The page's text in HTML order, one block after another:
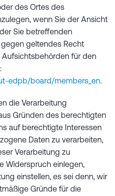
des Ortes des
wenn Sie der Ansicht
Sie betreffenden
geltendes Recht
Aufsichtsbehörden für den
edpb/board/members_en.
die Verarbeitung
Gründen des berechtigten
auf berechtigte Interessen
Daten zu verarbeiten,
Verarbeitung zu
Widerspruch einlegen,
einstellen, es sei denn, wir
Gründe für die